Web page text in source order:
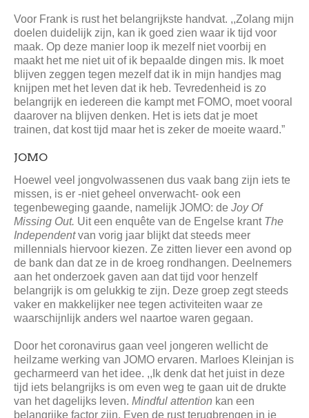
Voor Frank is rust het belangrijkste handvat. ,,Zolang mijn
doelen duidelijk zijn, kan ik goed zien waar ik tijd voor
maak. Op deze manier loop ik mezelf niet voorbij en
maakt het me niet uit of ik bepaalde dingen mis. Ik moet
blijven zeggen tegen mezelf dat ik in mijn handjes mag
knijpen met het leven dat ik heb. Tevredenheid is zo
belangrijk en iedereen die kampt met FOMO, moet vooral
daarover na blijven denken. Het is iets dat je moet
trainen, dat kost tijd maar het is zeker de moeite waard.”
JOMO
Hoewel veel jongvolwassenen dus vaak bang zijn iets te
missen, is er -niet geheel onverwacht- ook een
tegenbeweging gaande, namelijk JOMO: de Joy Of
Missing Out. Uit een enquête van de Engelse krant The
Independentvan vorig jaar blijkt dat steeds meer
millennials hiervoor kiezen. Ze zitten liever een avond op
de bank dan dat ze in de kroeg rondhangen. Deelnemers
aan het onderzoek gaven aan dat tijd voor henzelf
belangrijk is om gelukkig te zijn. Deze groep zegt steeds
vaker en makkelijker nee tegen activiteiten waar ze
waarschijnlijk anders wel naartoe waren gegaan.
Door het coronavirus gaan veel jongeren wellicht de
heilzame werking van JOMO ervaren. Marloes Kleinjan is
gecharmeerd van het idee. ,,Ik denk dat het juist in deze
tijd iets belangrijks is om even weg te gaan uit de drukte
van het dagelijks leven. Mindful attention kan een
belangrijke factor zijn. Even de rust terugbrengen in je